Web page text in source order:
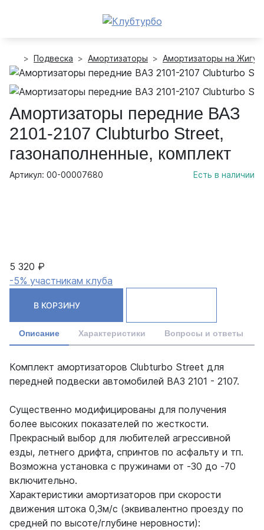
Подвеска Амортизаторы Амортизаторы на
Амортизаторы передние ВАЗ
2101-2107 Clubturbo Street,
газонаполненные, комплект
Артикул: 00-00007680 Есть в наличии
5 320 ₽
-5% участникам клуба
В КОРЗИНУ
Описание Характеристики Вопросы и ответы
Комплект амортизаторов Clubturbo Street для
передней подвески автомобилей ВАЗ 2101 - 2107.
Существенно модифицированы для получения
более высоких показателей по жесткости.
Прекрасный выбор для любителей агрессивной
езды, летнего дрифта, спринтов по асфальту и тп.
Возможна установка с пружинами от -30 до -70
включительно.
Характеристики амортизаторов при скорости
движения штока 0,3м/с (эквивалентно проезду по
средней по высоте/глубине неровности):